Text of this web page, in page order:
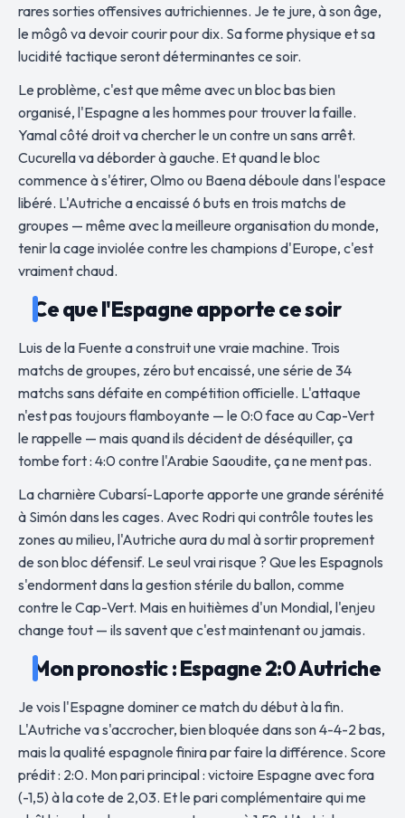
rares sorties offensives autrichiennes. Je te jure, à son âge,
le môgô va devoir courir pour dix. Sa forme physique et sa
lucidité tactique seront déterminantes ce soir.
Le problème, c'est que même avec un bloc bas bien
organisé, l'Espagne a les hommes pour trouver la faille.
Yamal côté droit va chercher le un contre un sans arrêt.
Cucurella va déborder à gauche. Et quand le bloc
commence à s'étirer, Olmo ou Baena déboule dans l'espace
libéré. L'Autriche a encaissé 6 buts en trois matchs de
groupes — même avec la meilleure organisation du monde,
tenir la cage inviolée contre les champions d'Europe, c'est
vraiment chaud.
Ce que l'Espagne apporte ce soir
Luis de la Fuente a construit une vraie machine. Trois
matchs de groupes, zéro but encaissé, une série de 34
matchs sans défaite en compétition officielle. L'attaque
n'est pas toujours flamboyante — le 0:0 face au Cap-Vert
le rappelle — mais quand ils décident de déséquiller, ça
tombe fort : 4:0 contre l'Arabie Saoudite, ça ne ment pas.
La charnière Cubarsí-Laporte apporte une grande sérénité
à Simón dans les cages. Avec Rodri qui contrôle toutes les
zones au milieu, l'Autriche aura du mal à sortir proprement
de son bloc défensif. Le seul vrai risque ? Que les Espagnols
s'endorment dans la gestion stérile du ballon, comme
contre le Cap-Vert. Mais en huitièmes d'un Mondial, l'enjeu
change tout — ils savent que c'est maintenant ou jamais.
Mon pronostic : Espagne 2:0 Autriche
Je vois l'Espagne dominer ce match du début à la fin.
L'Autriche va s'accrocher, bien bloquée dans son 4-4-2 bas,
mais la qualité espagnole finira par faire la différence. Score
prédit : 2:0. Mon pari principal : victoire Espagne avec fora
(-1,5) à la cote de 2,03. Et le pari complémentaire qui me